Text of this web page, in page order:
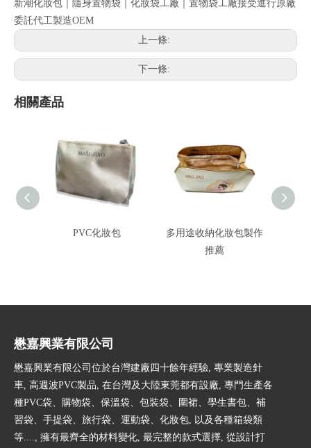
新潮化妝包｜隨身置物袋｜化妝袋工廠｜置物袋工廠接受進行原廠
委託代工製造OEM
上一條:
下一條:
相關產品
PVC化妝包
多用途收納化妝包製作
推薦
懋嘉興業有限公司
懋嘉興業有限公司位於台灣建廠四十餘年經驗, 專業製造針
車, 高週波PVC製品, 在台灣及大陸東莞都有設廠, 專門生產各
種PVC袋、購物袋、保溫袋、包裝袋、圍裙、學生書包、補
習袋、手提袋、旅行袋、運動袋、化妝包, 以及各種箱袋類
等...., 擁有最齊全的材料變化, 最完整的款式選擇, 從設計打